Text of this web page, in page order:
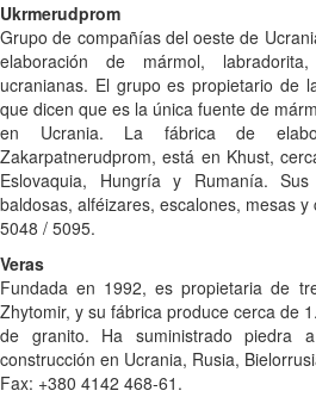
Ukrmerudprom
Grupo de compañías del oeste de
elaboración de mármol,
ucranianas. El grupo es propietario de
que dicen que es la única fuente de
en Ucrania. La fábrica de
Zakarpatnerudprom, está en Khust,
Eslovaquia, Hungría y Rumanía.
baldosas, alféizares, escalones, mesas
5048 / 5095.
Veras
Fundada en 1992, es propietaria de
Zhytomir, y su fábrica produce cerca de
de granito. Ha suministrado piedra
construcción en Ucrania, Rusia,
Fax: +380 4142 468-61.